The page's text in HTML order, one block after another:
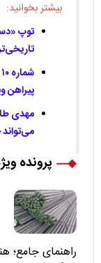
بیشتر بخوانید:
پیراهن
مهدی
پرونده
راهنمای جامع؛